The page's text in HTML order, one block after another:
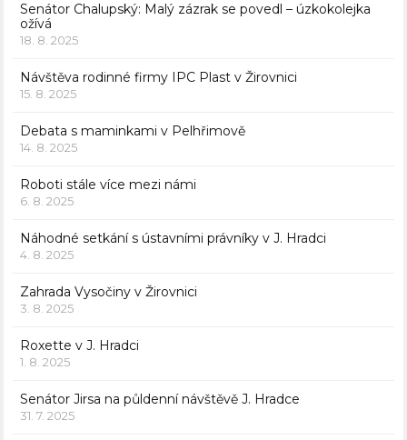
Senátor Chalupský: Malý zázrak se povedl – úzkokolejka
ožívá
18. 8. 2025
Návštěva rodinné firmy IPC Plast v Žirovnici
15. 8. 2025
Debata s maminkami v Pelhřimově
14. 8. 2025
Roboti stále více mezi námi
6. 8. 2025
Náhodné setkání s ústavními právníky v J. Hradci
4. 8. 2025
Zahrada Vysočiny v Žirovnici
3. 8. 2025
Roxette v J. Hradci
1. 8. 2025
Senátor Jirsa na půldenní návštěvě J. Hradce
31. 7. 2025